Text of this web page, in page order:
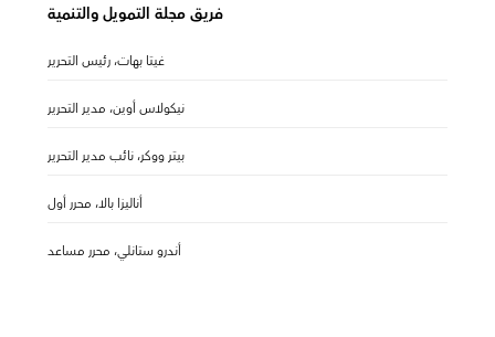
فريق مجلة التمويل والتنمية
غيتا بهات، رئيس التحرير
نيكولاس أوين، مدير التحرير
بيتر ووكر، نائب مدير التحرير
أناليزا بالا، محرر أول
أندرو ستانلي، محرر مساعد